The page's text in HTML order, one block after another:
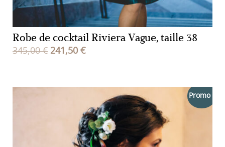
Robe de cocktail Riviera Vague, taille 38
345,00€ Le
241,50 €Le
241,50 €.
Promo !